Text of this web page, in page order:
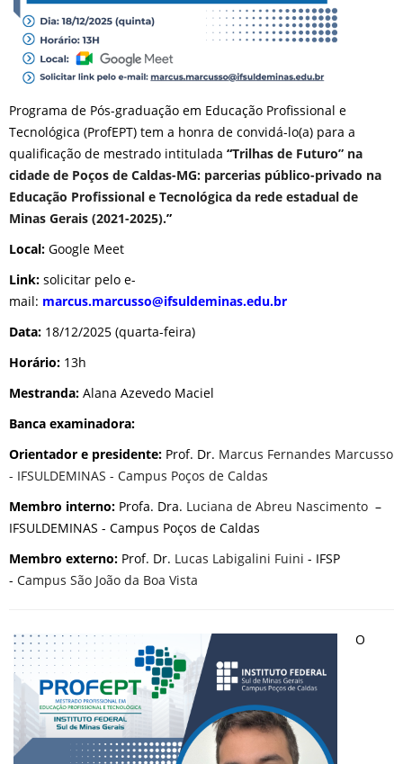
Programa de Pós-graduação em Educação Profissional e
Tecnológica (ProfEPT) tem a honra de convidá-lo(a) para a
qualificação de mestrado intitulada “Trilhas de Futuro” na
cidade de Poços de Caldas-MG: parcerias público-privado na
Educação Profissional e Tecnológica da rede estadual de
Minas Gerais (2021-2025).”
Local: Google Meet
Link: solicitar pelo e-
mail: marcus.marcusso@ifsuldeminas.edu.br
Data: 18/12/2025 (quarta-feira)
Horário: 13h
Mestranda: Alana Azevedo Maciel
Banca examinadora:
Orientador e presidente: Prof. Dr. Marcus Fernandes Marcusso
- IFSULDEMINAS - Campus Poços de Caldas
Membro interno: Profa. Dra. Luciana de Abreu Nascimento –
IFSULDEMINAS - Campus Poços de Caldas
Membro externo: Prof. Dr. Lucas Labigalini Fuini - IFSP
- Campus São João da Boa Vista
O